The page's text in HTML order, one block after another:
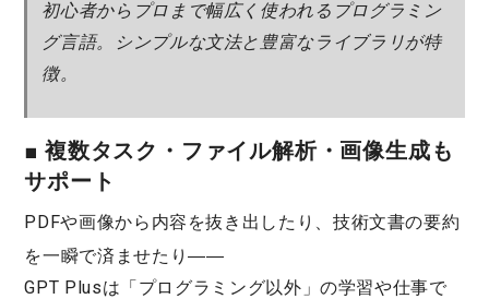
初心者からプロまで幅広く使われるプログラミン
グ言語。シンプルな文法と豊富なライブラリが特
徴。
■ 複数タスク・ファイル解析・画像生成も
サポート
PDFや画像から内容を抜き出したり、技術文書の要約
を一瞬で済ませたり――
GPT Plusは「プログラミング以外」の学習や仕事で